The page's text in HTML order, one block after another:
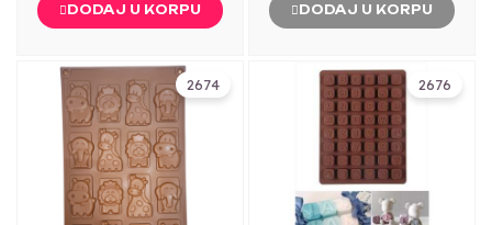
DODAJ U KORPU DODAJ U KORPU
2674 2676